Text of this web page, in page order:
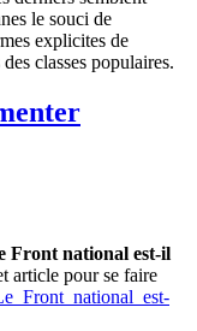
le souci de
explicites de
classes populaires.
Front national est-il
article pour se faire